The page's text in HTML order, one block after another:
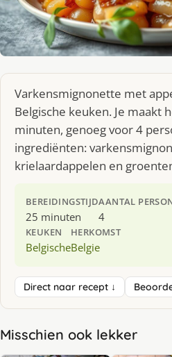
Varkensmignonette met
Belgische keuken. Je maakt
minuten, genoeg voor 4
ingrediënten:
krielaardappelen en
BEREIDINGSTIJD
25 minuten
AANTAL
4
KEUKEN
Belgische
HERKOMST
Belgie
Direct naar recept ↓
Misschien ook lekker